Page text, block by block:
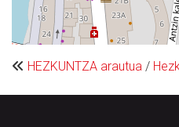
HEZKUNTZA arautua /